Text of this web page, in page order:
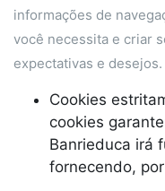
informações de
você necessita e criar
expectativas e
Cookies
cookies
Banrieduca irá
fornecendo,